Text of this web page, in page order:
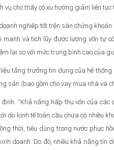
vụ cho thấy có xu hướng giảm liên
nghiệp tốt trên sàn chứng
mạnh và tích lũy được lượng vốn tự
lại so với mức trung bình cao của
tăng trưởng tín dụng của hệ
sản (bao gồm cho vay mua nhà và
định: “Khả năng hấp thụ vốn của
do kinh tế toàn cầu chưa có nhiều
thời, tiêu dùng trong nước phục
doanh. Do đó, nhiều khả năng tín